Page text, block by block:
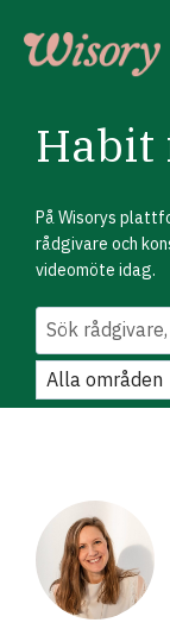
content
Habit
På Wisorys
rådgivare och
videomöte idag.